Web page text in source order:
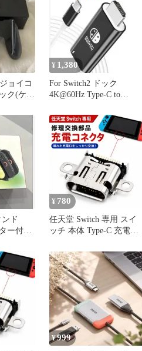
ョイコ
ク(ケー
¥ 1,380
For Switch2 ドック
4K@60Hz Type-C to
ド
ー付き
¥ 780
任天堂 Switch 専用 スイ
ッチ 本体 Type-C 充電ポ
ソケット 充電口 補修 パ
ーツ 故障 破損 修理 交換
部品 給電ポート 互換品
(通常モデル用) G098
¥999